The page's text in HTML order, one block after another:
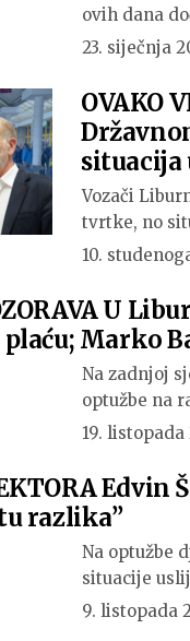
ovih dana
23. siječnja
OVAKO
situacija
Vozači
tvrtke, no
10.
U
Marko
Na zadnjoj
optužbe na
19. listopada
razlika”
Na optužbe
situacije
9. listopada